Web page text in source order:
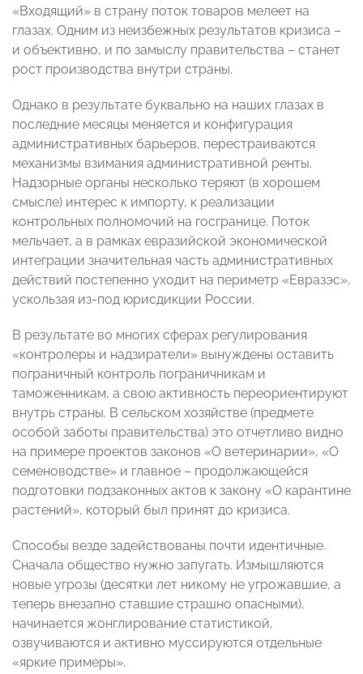
«Входящий» в страну поток товаров мелеет на
глазах. Одним из неизбежных результатов кризиса –
и объективно, и по замыслу правительства – станет
рост производства внутри страны.
Однако в результате буквально на наших глазах в
последние месяцы меняется и конфигурация
административных барьеров, перестраиваются
механизмы взимания административной ренты.
Надзорные органы несколько теряют (в хорошем
смысле) интерес к импорту, к реализации
контрольных полномочий на госгранице. Поток
мельчает, а в рамках евразийской экономической
интеграции значительная часть административных
действий постепенно уходит на периметр «Евразэс»,
ускользая из-под юрисдикции России.
В результате во многих сферах регулирования
«контролеры и надзиратели» вынуждены оставить
пограничный контроль пограничникам и
таможенникам, а свою активность переориентируют
внутрь страны. В сельском хозяйстве (предмете
особой заботы правительства) это отчетливо видно
на примере проектов законов «О ветеринарии», «О
семеноводстве» и главное – продолжающейся
подготовки подзаконных актов к закону «О карантине
растений», который был принят до кризиса.
Способы везде задействованы почти идентичные.
Сначала общество нужно запугать. Измышляются
новые угрозы (десятки лет никому не угрожавшие, а
теперь внезапно ставшие страшно опасными),
начинается жонглирование статистикой,
озвучиваются и активно муссируются отдельные
«яркие примеры».